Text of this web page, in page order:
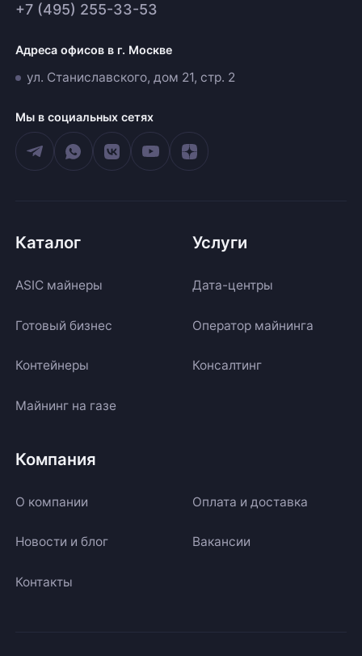
+7 (495) 255-33-53
Адреса офисов в г. Москве
ул. Станиславского, дом 21, стр. 2
Мы в социальных сетях
Каталог
ASIC майнеры
Готовый бизнес
Контейнеры
Майнинг на газе
Услуги
Дата-центры
Оператор майнинга
Консалтинг
Компания
О компании Оплата и доставка
Новости и блог Вакансии
Контакты